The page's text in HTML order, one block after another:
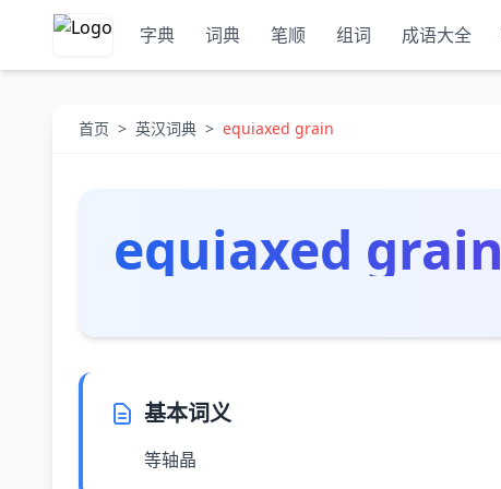
字典 词典 笔顺 组词 成语大全
首页 > 英汉词典 > equiaxed grain
equiaxed grain
基本词义
等轴晶